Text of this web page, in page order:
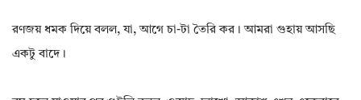
রণজয় ধমক দিয়ে বলল, যা, আগে চা-টা তৈরি কর। আমরা গুহায় আসছি
একটু বাদে।